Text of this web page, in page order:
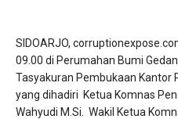
SIDOARJO,
09.00 di Perumahan Bumi
Tasyakuran Pembukaan Kantor
yang dihadiri Ketua Komnas
Wahyudi M.Si. Wakil Ketua